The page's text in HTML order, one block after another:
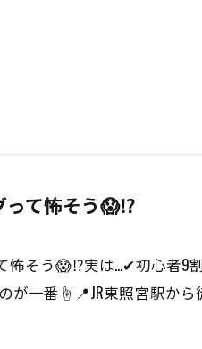
って怖そう😱⁉️
怖そう😱⁉️実は…✔初心者9
が一番☝️📍JR東照宮駅か